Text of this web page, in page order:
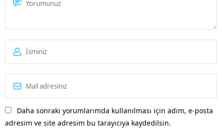
Daha sonraki yorumlarımda kullanılması için adım, e-posta
adresim ve site adresim bu tarayıcıya kaydedilsin.